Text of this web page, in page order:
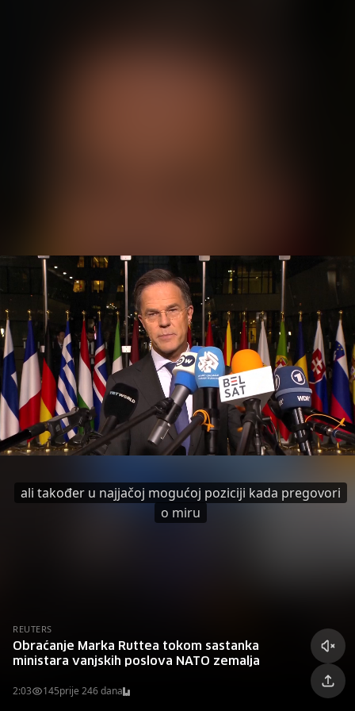
ali također u najjačoj mogućoj poziciji kada pregovori
o miru
REUTERS
Obraćanje Marka Ruttea tokom sastanka
ministara vanjskih poslova NATO zemalja
2:03 145prije 246 dana